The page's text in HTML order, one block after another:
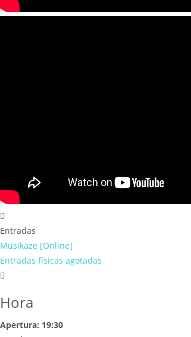
Entradas
Musikaze [Online]
Entradas físicas agotadas
Hora
Apertura: 19:30